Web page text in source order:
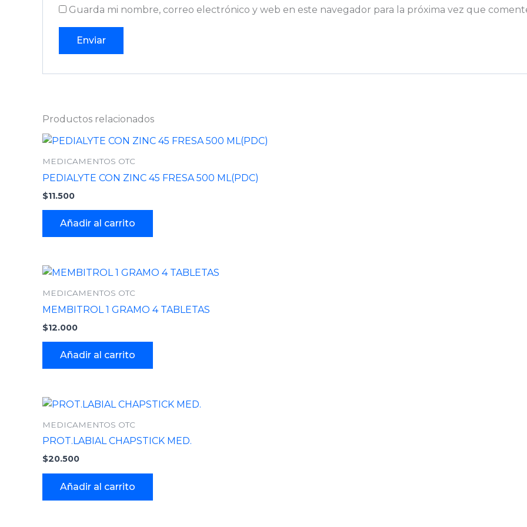
Guarda mi nombre, correo electrónico y web en este navegador para la próxima vez que
Productos relacionados
MEDICAMENTOS OTC
PEDIALYTE CON ZINC 45 FRESA 500 ML(PDC)
$11.500
Añadir al carrito
MEDICAMENTOS OTC
MEMBITROL 1 GRAMO 4 TABLETAS
$12.000
Añadir al carrito
MEDICAMENTOS OTC
PROT.LABIAL CHAPSTICK MED.
$20.500
Añadir al carrito